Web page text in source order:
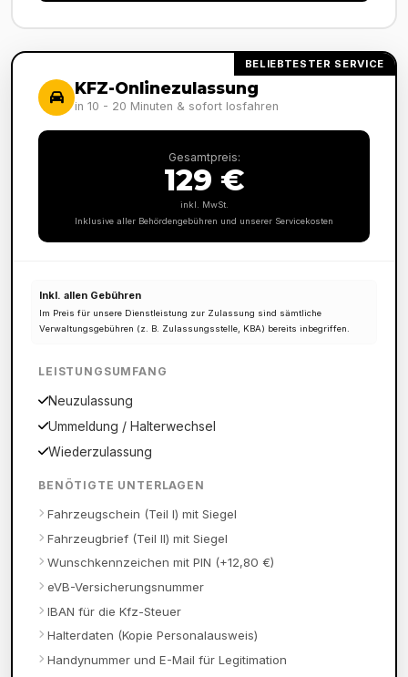
BELIEBTESTER SERVICE
KFZ-Onlinezulassung
in 10 - 20 Minuten & sofort losfahren
Gesamtpreis:
129 €
inkl. MwSt.
Inklusive aller Behördengebühren und unserer Servicekosten
Inkl. allen Gebühren
Im Preis für unsere Dienstleistung zur Zulassung sind sämtliche
Verwaltungsgebühren (z. B. Zulassungsstelle, KBA) bereits inbegriffen.
LEISTUNGSUMFANG
Neuzulassung
Ummeldung / Halterwechsel
Wiederzulassung
BENÖTIGTE UNTERLAGEN
Fahrzeugschein (Teil I) mit Siegel
Fahrzeugbrief (Teil II) mit Siegel
Wunschkennzeichen mit PIN (+12,80 €)
eVB-Versicherungsnummer
IBAN für die Kfz-Steuer
Halterdaten (Kopie Personalausweis)
Handynummer und E-Mail für Legitimation